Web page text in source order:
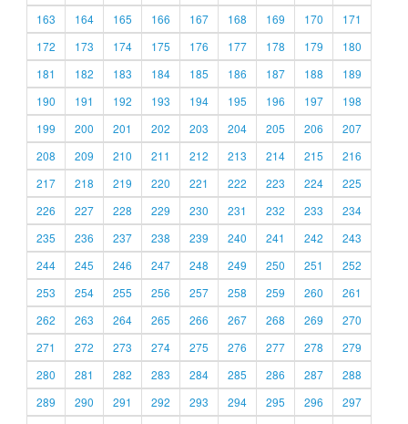
163
164 165 166 167 168 169 170
171
172
173 174 175 176 177 178 179
180
181
182 183 184 185 186 187 188
189
190
191 192 193 194 195 196 197
198
199
200 201 202 203 204 205 206
207
208
209 210 211 212 213 214 215
216
217
218 219 220 221 222 223 224
225
226
227 228 229 230 231 232 233
234
235
236 237 238 239 240 241 242
243
244
245 246 247 248 249 250 251
252
253
254 255 256 257 258 259 260
261
262
263 264 265 266 267 268 269
270
271
272 273 274 275 276 277 278
279
280
281 282 283 284 285 286 287
288
289
290 291 292 293 294 295 296
297